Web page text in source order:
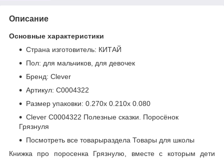
Описание
Основные характеристики
Страна изготовитель: КИТАЙ
Пол: для мальчиков, для девочек
Бренд: Clever
Артикул: C0004322
Размер упаковки: 0.270х 0.210х 0.080
Clever C0004322 Полезные сказки. Поросёнок
Грязнуля
Посмотреть все товарыраздела Товары для школы
Книжка про поросенка Грязнулю, вместе с которым дети